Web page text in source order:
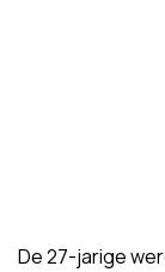
De 27-jarige